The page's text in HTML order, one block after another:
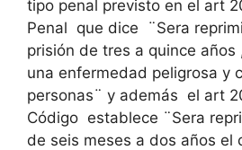
tipo penal previsto en el art
Penal que dice ¨Sera
prisión de tres a quince años
una enfermedad peligrosa y
personas¨ y además el art
Código establece ¨Sera
de seis meses a dos años el